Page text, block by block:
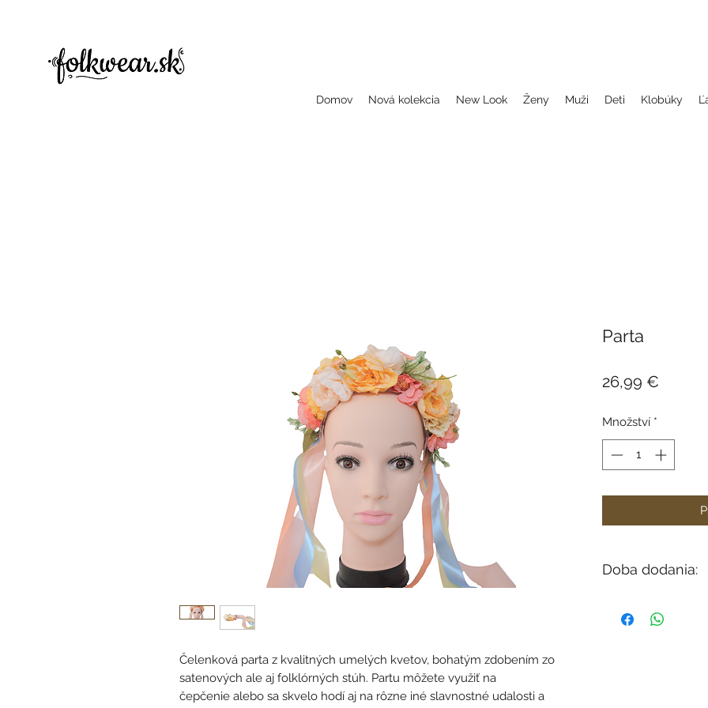
Domov Nová kolekcia New Look Ženy Muži Deti Klobúky
Čelenková parta z kvalitných umelých kvetov, bohatým zdobením zo
satenových ale aj folklórných stúh. Partu môžete využiť na
čepčenie alebo sa skvelo hodí aj na rôzne iné slavnostné udalosti a
Parta
26,99 €
Množství *
Doba dodania:
do 12 dní).